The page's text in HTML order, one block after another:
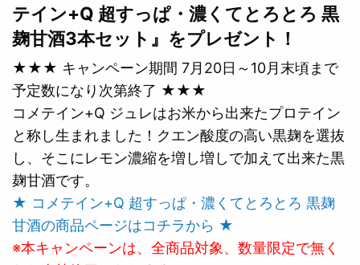
テイン+Q 超すっぱ・濃くてとろとろ 黒
麹甘酒3本セット』をプレゼント！
★★★ キャンペーン期間 7月20日～10月末頃まで
予定数になり次第終了 ★★★
コメテイン+Q ジュレはお米から出来たプロテイン
と称し生まれました！クエン酸度の高い黒麹を選抜
し、そこにレモン濃縮を増し増しで加えて出来た黒
麹甘酒です。
★ コメテイン+Q 超すっぱ・濃くてとろとろ 黒麹
甘酒の商品ページはコチラから ★
※本キャンペーンは、全商品対象、数量限定で無く